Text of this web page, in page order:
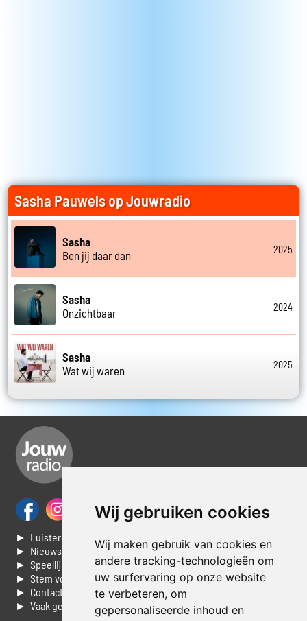
Wij gebruiken cookies
Wij maken gebruik van cookies en
andere tracking-technologieën om
uw surfervaring op onze website
te verbeteren, om
gepersonaliseerde inhoud en
Sasha Pauwels op Jouwradio
Sasha
Ben jij daar dan
2025
Sasha
Onzichtbaar
2024
Sasha
Wat wij waren
2025
► Luisteren naar Jouwradio
► Nieuws
► Speellijst
► Stem voor de Dag top 3
► Contacteer ons
► Vaak gestelde vragen